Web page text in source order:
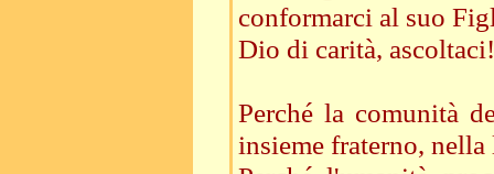
conformarci al suo
Dio di carità, ascoltaci!
Perché la comunità
insieme fraterno,